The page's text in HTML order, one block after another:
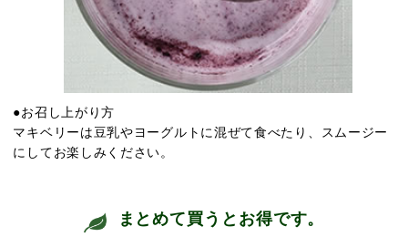
●お召し上がり方
マキベリーは豆乳やヨーグルトに混ぜて食べたり、スムージー
にしてお楽しみください。
まとめて買うとお得です。